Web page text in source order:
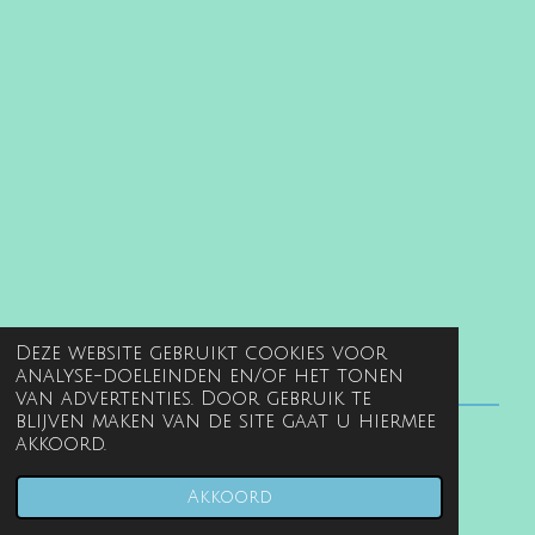
Deze website gebruikt cookies voor
analyse-doeleinden en/of het tonen
van advertenties. Door gebruik te
blijven maken van de site gaat u hiermee
akkoord.
Akkoord
© 2022 - 2026 www.gentille.nl
JouwWeb